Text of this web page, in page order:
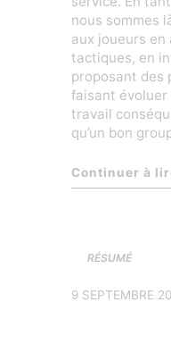
nous sommes
aux joueurs
tactiques, en
proposant des
faisant évoluer
travail
qu’un bon
Continuer à
RÉSUMÉ
9 SEPTEMBRE